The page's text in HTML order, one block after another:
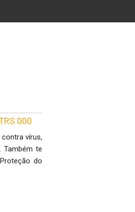
000
vírus,
Também te
do